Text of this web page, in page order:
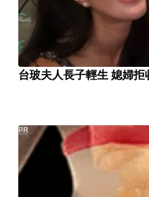
台玻夫人長子輕生 媳婦
PR